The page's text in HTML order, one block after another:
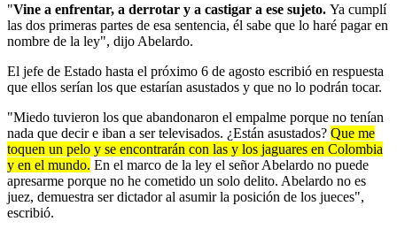
"Vine a enfrentar, a derrotar y a castigar a ese sujeto. Ya cumplí
las dos primeras partes de esa sentencia, él sabe que lo haré pagar en
nombre de la ley", dijo Abelardo.
El jefe de Estado hasta el próximo 6 de agosto escribió en respuesta
que ellos serían los que estarían asustados y que no lo podrán tocar.
"Miedo tuvieron los que abandonaron el empalme porque no tenían
nada que decir e iban a ser televisados. ¿Están asustados? Que me
toquen un pelo y se encontrarán con las y los jaguares en Colombia
y en el mundo. En el marco de la ley el señor Abelardo no puede
apresarme porque no he cometido un solo delito. Abelardo no es
juez, demuestra ser dictador al asumir la posición de los jueces",
escribió.